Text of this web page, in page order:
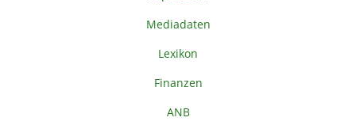
Mediadaten
Lexikon
Finanzen
ANB